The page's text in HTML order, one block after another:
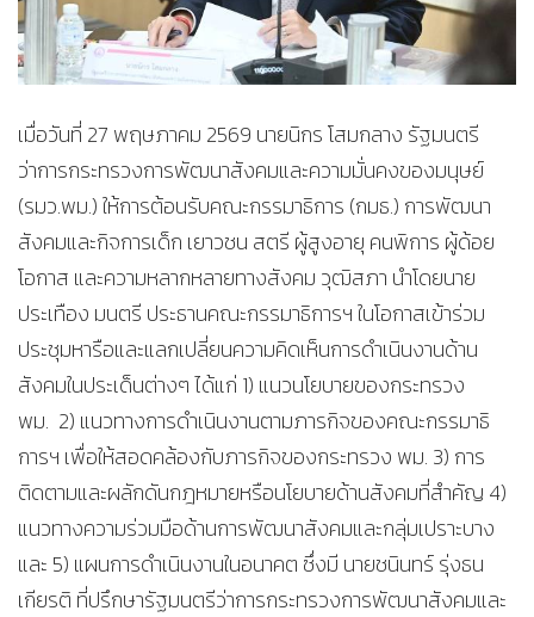
เมื่อวันที่ 27 พฤษภาคม 2569 นายนิกร โสมกลาง รัฐมนตรี
ว่าการกระทรวงการพัฒนาสังคมและความมั่นคงของมนุษย์
(รมว.พม.) ให้การต้อนรับคณะกรรมาธิการ (กมธ.) การพัฒนา
สังคมและกิจการเด็ก เยาวชน สตรี ผู้สูงอายุ คนพิการ ผู้ด้อย
โอกาส และความหลากหลายทางสังคม วุฒิสภา นำโดยนาย
ประเทือง มนตรี ประธานคณะกรรมาธิการฯ ในโอกาสเข้าร่วม
ประชุมหารือและแลกเปลี่ยนความคิดเห็นการดำเนินงานด้าน
สังคมในประเด็นต่างๆ ได้แก่ 1) แนวนโยบายของกระทรวง
พม. 2) แนวทางการดำเนินงานตามภารกิจของคณะกรรมาธิ
การฯ เพื่อให้สอดคล้องกับภารกิจของกระทรวง พม. 3) การ
ติดตามและผลักดันกฎหมายหรือนโยบายด้านสังคมที่สำคัญ 4)
แนวทางความร่วมมือด้านการพัฒนาสังคมและกลุ่มเปราะบาง
และ 5) แผนการดำเนินงานในอนาคต ซึ่งมี นายชนินทร์ รุ่งธน
เกียรติ ที่ปรึกษารัฐมนตรีว่าการกระทรวงการพัฒนาสังคมและ